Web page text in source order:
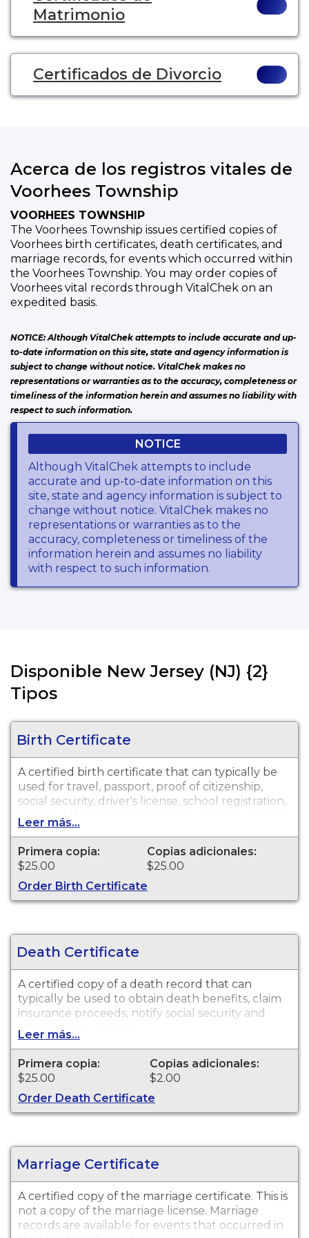
Matrimonio
Certificados de Divorcio
Acerca de los registros vitales de
Voorhees Township
VOORHEES TOWNSHIP
The Voorhees Township issues certified copies of
Voorhees birth certificates, death certificates, and
marriage records, for events which occurred within
the Voorhees Township. You may order copies of
Voorhees vital records through VitalChek on an
expedited basis.
NOTICE: Although VitalChek attempts to include accurate and up-
to-date information on this site, state and agency information is
subject to change without notice. VitalChek makes no
representations or warranties as to the accuracy, completeness or
timeliness of the information herein and assumes no liability with
respect to such information.
NOTICE
Although VitalChek attempts to include
accurate and up-to-date information on this
site, state and agency information is subject to
change without notice. VitalChek makes no
representations or warranties as to the
accuracy, completeness or timeliness of the
information herein and assumes no liability
with respect to such information.
Disponible New Jersey (NJ) {2}
Tipos
Birth Certificate
A certified birth certificate that can typically be
used for travel, passport, proof of citizenship,
social security, driver's license, school registration,
personal identification and other legal purposes.
Leer más...
Primera copia:
$25.00
Copias adicionales:
$25.00
Order Birth Certificate
Death Certificate
A certified copy of a death record that can
typically be used to obtain death benefits, claim
insurance proceeds, notify social security and
other legal purposes.
Leer más...
Primera copia:
$25.00
Copias adicionales:
$2.00
Order Death Certificate
Marriage Certificate
A certified copy of the marriage certificate. This is
not a copy of the marriage license. Marriage
records are available for events that occurred in